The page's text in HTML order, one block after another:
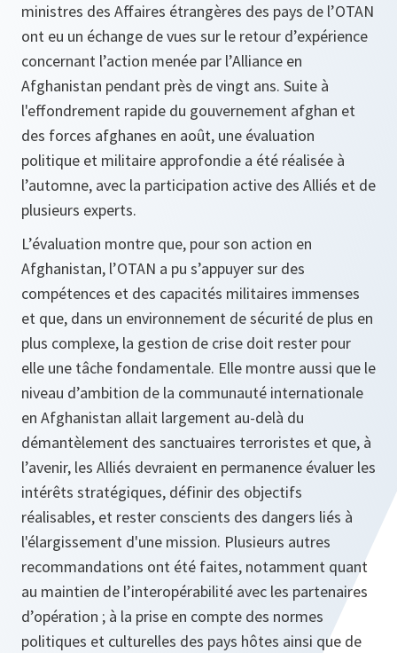
ministres des Affaires étrangères des pays de l’OTAN
ont eu un échange de vues sur le retour d’expérience
concernant l’action menée par l’Alliance en
Afghanistan pendant près de vingt ans. Suite à
l'effondrement rapide du gouvernement afghan et
des forces afghanes en août, une évaluation
politique et militaire approfondie a été réalisée à
l’automne, avec la participation active des Alliés et de
plusieurs experts.
L’évaluation montre que, pour son action en
Afghanistan, l’OTAN a pu s’appuyer sur des
compétences et des capacités militaires immenses
et que, dans un environnement de sécurité de plus en
plus complexe, la gestion de crise doit rester pour
elle une tâche fondamentale. Elle montre aussi que le
niveau d’ambition de la communauté internationale
en Afghanistan allait largement au-delà du
démantèlement des sanctuaires terroristes et que, à
l’avenir, les Alliés devraient en permanence évaluer les
intérêts stratégiques, définir des objectifs
réalisables, et rester conscients des dangers liés à
l'élargissement d'une mission. Plusieurs autres
recommandations ont été faites, notamment quant
au maintien de l’interopérabilité avec les partenaires
d’opération ; à la prise en compte des normes
politiques et culturelles des pays hôtes ainsi que de